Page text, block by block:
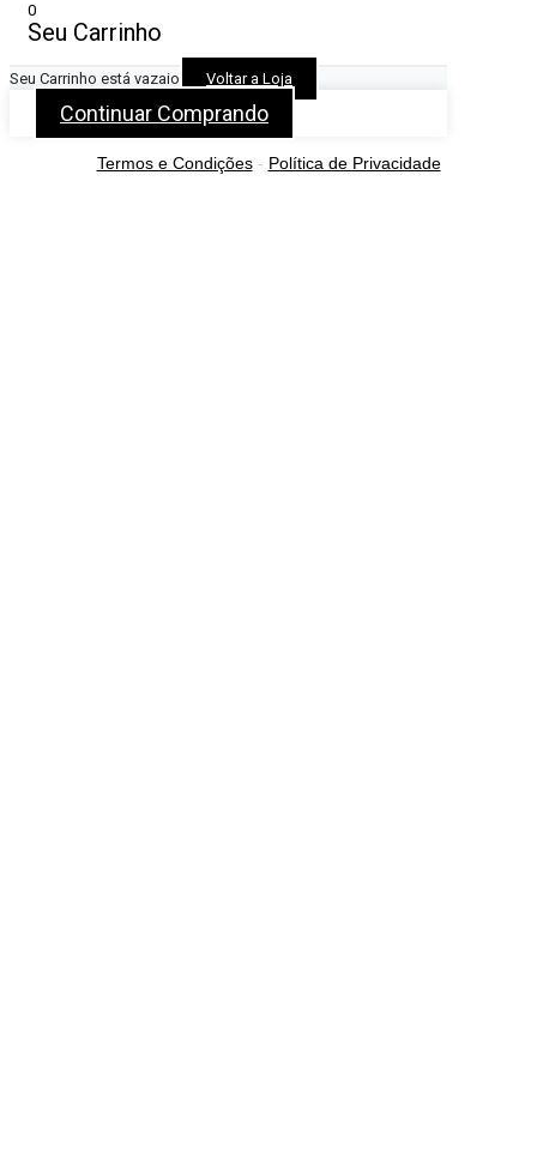
0
Seu Carrinho
Seu Carrinho está vazaio Voltar a Loja
Continuar Comprando
Termos e Condições- Política de Privacidade